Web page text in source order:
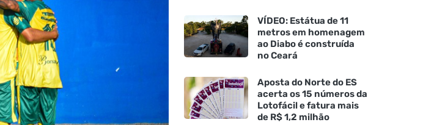
VÍDEO: Estátua de 11
metros em homenagem
ao Diabo é construída
no Ceará
Aposta do Norte do ES
acerta os 15 números da
Lotofácil e fatura mais
de R$ 1,2 milhão